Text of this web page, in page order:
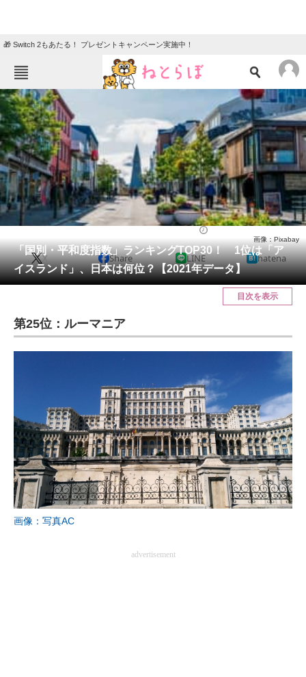
🎁 Switch 2もあたる！ プレゼントキャンペーン実施中！
ねとらぼメニュー
TOP
エンタメ クイズ
グルメ 地域
住まい 教育・育児
リサーチ
会員記事
メディア
ITの今と未来を見通す
進化するPCとデバイスの未来
好きが集まる 比べて選べる
ビジネスと働き方のヒント
AI活用のいまが分かる
「国別・平和度指数」ランキングTOP30！ 1位は「ア
イスランド」、日本は何位？【2021年データ】
画像：Pixabay
X Share LINE hatena
目次を表示
第25位：ルーマニア
画像：写真AC
advertisement